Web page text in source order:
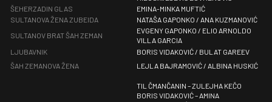
ŠEHERZADIN GLAS
EMINA-MINKA MUFTIĆ
SULTANOVA ŽENA ZUBEIDA
NATAŠA GAPONKO / ANA KUZMANOVIĆ
SULTANOV BRAT ŠAH ZEMAN
EVGENY GAPONKO / ELIO ARNOLDO
VILLA GARCIA
LJUBAVNIK
BORIS VIDAKOVIĆ / BULAT GAREEV
ŠAH ZEMANOVA ŽENA
LEJLA BAJRAMOVIĆ / ALBINA HUSKIĆ
TIL ČMANČANIN – ZULEJHA KEČO
BORIS VIDAKOVIĆ – AMINA